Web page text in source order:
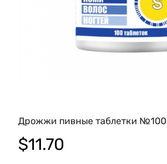
Дрожжи пивные таблетки №100
$11.70